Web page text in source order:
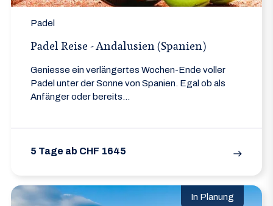
Padel
Padel Reise - Andalusien (Spanien)
Geniesse ein verlängertes Wochen-Ende voller
Padel unter der Sonne von Spanien. Egal ob als
Anfänger oder bereits...
5 Tage ab CHF 1645 east
In Planung